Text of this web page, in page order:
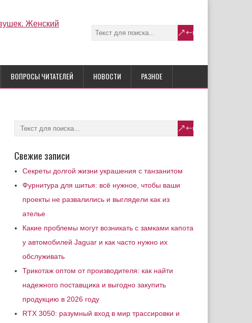
ВОПРОСЫ ЧИТАТЕЛЕЙ НОВОСТИ РАЗНОЕ
Свежие записи
Секреты долгой жизни украшения с танзанитом
Фурнитура для шитья: всё нужное, чтобы ваши
проекты не развалились и выглядели как из
ателье
Какие проблемы могут возникать с замками капота
у автомобилей Jaguar и как часто нужно их
обслуживать
Трикотаж оптом от производителя: как найти
надежного поставщика и выгодно закупить
продукцию в 2026 году
RTX 3050: разумный вход в мир трассировки и